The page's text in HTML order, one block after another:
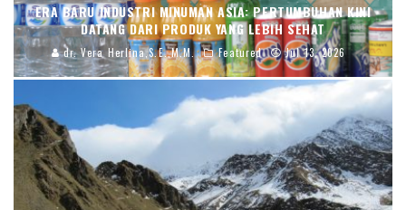
ERA BARU INDUSTRI MINUMAN ASIA: PERTUMBUHAN KINI
DATANG DARI PRODUK YANG LEBIH SEHAT
dr. Vera Herlina,S.E.,M.M. Featured Jul 13, 2026